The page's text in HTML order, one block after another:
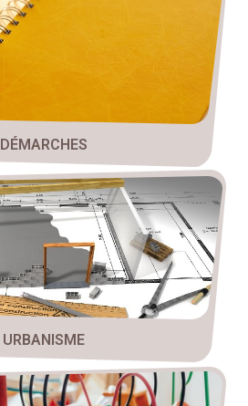
DÉMARCHES
URBANISME